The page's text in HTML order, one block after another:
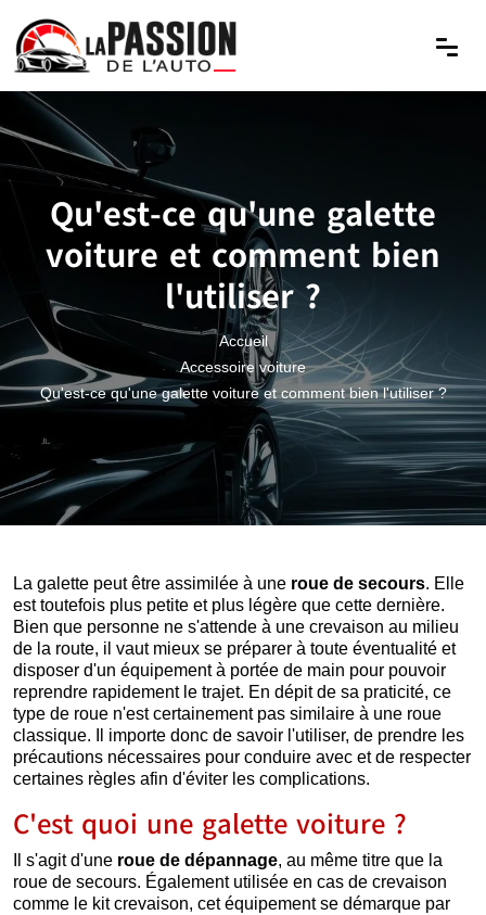
Qu'est-ce qu'une galette
voiture et comment bien
l'utiliser ?
Accueil
Accessoire voiture
Qu'est-ce qu'une galette voiture et comment bien l'utiliser ?
La galette peut être assimilée à une roue de secours. Elle
est toutefois plus petite et plus légère que cette dernière.
Bien que personne ne s'attende à une crevaison au milieu
de la route, il vaut mieux se préparer à toute éventualité et
disposer d'un équipement à portée de main pour pouvoir
reprendre rapidement le trajet. En dépit de sa praticité, ce
type de roue n'est certainement pas similaire à une roue
classique. Il importe donc de savoir l'utiliser, de prendre les
précautions nécessaires pour conduire avec et de respecter
certaines règles afin d'éviter les complications.
C'est quoi une galette voiture ?
Il s'agit d'une roue de dépannage, au même titre que la
roue de secours. Également utilisée en cas de crevaison
comme le kit crevaison, cet équipement se démarque par